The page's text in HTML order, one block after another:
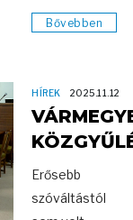
Bővebben
HÍREK 2025.11.12
Erősebb
szóváltástól